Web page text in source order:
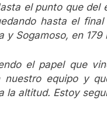
el punto que
hasta el
Sogamoso, en 179
el papel que
nuestro equipo y
la altitud. Estoy